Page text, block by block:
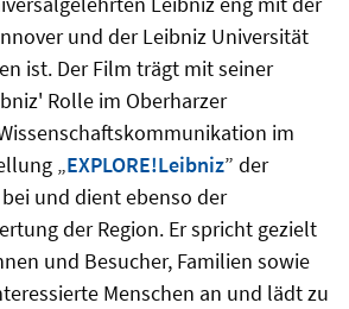
und der Leibniz Universität
ist. Der Film trägt mit seiner
Rolle im Oberharzer
im
„EXPLORE!Leibniz” der
und dient ebenso der
der Region. Er spricht gezielt
und Besucher, Familien sowie
Menschen an und lädt zu